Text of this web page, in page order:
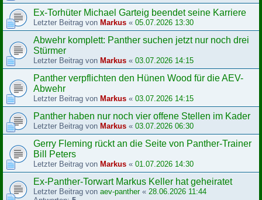
Ex-Torhüter Michael Garteig beendet seine Karriere
Letzter Beitrag von Markus « 05.07.2026 13:30
Abwehr komplett: Panther suchen jetzt nur noch drei
Stürmer
Letzter Beitrag von Markus « 03.07.2026 14:15
Panther verpflichten den Hünen Wood für die AEV-
Abwehr
Letzter Beitrag von Markus « 03.07.2026 14:15
Panther haben nur noch vier offene Stellen im Kader
Letzter Beitrag von Markus « 03.07.2026 06:30
Gerry Fleming rückt an die Seite von Panther-Trainer
Bill Peters
Letzter Beitrag von Markus « 01.07.2026 14:30
Ex-Panther-Torwart Markus Keller hat geheiratet
Letzter Beitrag von aev-panther« 28.06.2026 11:44